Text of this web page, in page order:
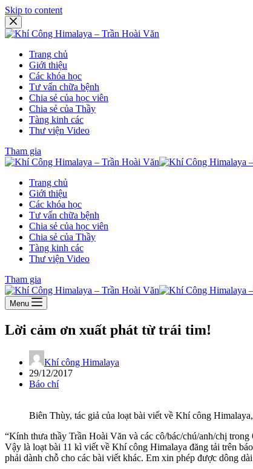
Skip to content
Trang chủ
Giới thiệu
Các khóa học
Tư vấn chữa bệnh
Chia sẻ của học viên
Chia sẻ của Thầy
Tàng kinh các
Thư viện Video
Tham gia
Trang chủ
Giới thiệu
Các khóa học
Tư vấn chữa bệnh
Chia sẻ của học viên
Chia sẻ của Thầy
Tàng kinh các
Thư viện Video
Tham gia
Menu
Lời cảm ơn xuất phát từ trái tim!
Khí công Himalaya
29/12/2017
Báo chí
Biên Thùy, tác giả của loạt bài viết về Khí công
“Kính thưa thầy Trần Hoài Văn và các cô/bác/chú/anh/chị
Vậy là loạt bài 11 kì viết về Khí công Himalaya đăng tải trên
phải dành chỗ cho các bài viết khác. Em xin phép được dông